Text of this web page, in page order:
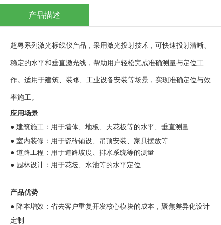
产品描述
超粤系列激光标线仪产品，采用激光投射技术，可快速投射清晰、
稳定的水平和垂直激光线，帮助用户轻松完成准确测量与定位工
作。适用于建筑、装修、工业设备安装等场景，实现准确定位与效
率施工。
应用场景
● 建筑施工：用于墙体、地板、天花板等的水平、垂直测量
● 室内装修：用于瓷砖铺设、吊顶安装、家具摆放等
● 道路工程：用于道路坡度、排水系统等的测量
● 园林设计：用于花坛、水池等的水平定位
产品优势
● 降本增效：省去客户重复开发核心模块的成本，聚焦差异化设计
定制